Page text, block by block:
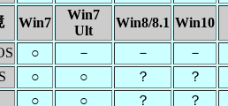
Win7
Win7
Ult
Win8/8.1 Win10
○ － －
－
○ ○ ？
？
○ ○ ？
？